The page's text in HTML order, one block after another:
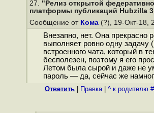
27. "Релиз открытой
платформы публикаций Hubzilla
Сообщение от Кома (?), 19-Окт-18,
Внезапно, нет. Она прекрасно
выполняет ровно одну задачу
встроенного чата, который в
бесполезен, поэтому я его
Летом была сырой и даже не
пароль — да, сейчас же
Ответить Правка| ^ к родителю